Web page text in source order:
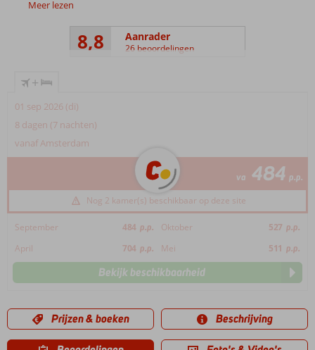
Meer lezen
8,8 Aanrader
26 beoordelingen
+
01 sep 2026 (di)
8 dagen (7 nachten)
vanaf Amsterdam
va 484 p.p.
Nog 2 kamer(s) beschikbaar op deze site
September 484 p.p. Oktober 527 p.p.
April
704 p.p. Mei 511 p.p.
Bekijk beschikbaarheid
Prijzen & boeken Beschrijving